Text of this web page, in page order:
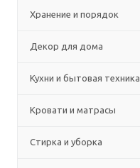
Хранение и порядок
Декор для дома
Кухни и бытовая техника
Кровати и матрасы
Стирка и уборка